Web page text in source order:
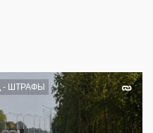
- ШТРАФЫ